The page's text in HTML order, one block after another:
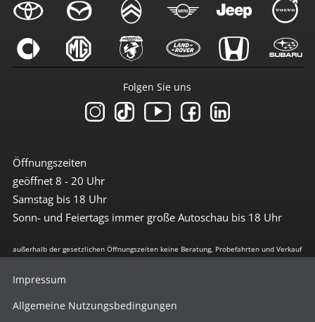
Öffnungszeiten
geöffnet 8 - 20 Uhr
Samstag bis 18 Uhr
Sonn- und Feiertags immer große Autoschau bis 18 Uhr
Folgen Sie uns
außerhalb der gesetzlichen Öffnungszeiten keine Beratung, Probefahrten und Verkauf
Impressum
Allgemeine Nutzungsbedingungen